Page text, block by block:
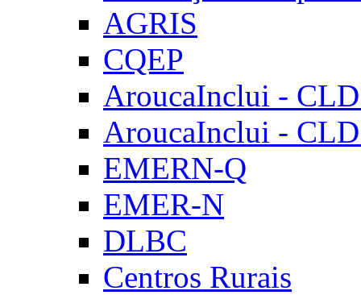
AGRIS
CQEP
AroucaInclui -
AroucaInclui -
EMERN-Q
EMER-N
DLBC
Centros Rurais